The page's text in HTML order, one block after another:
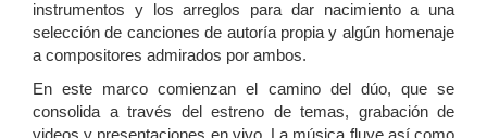
instrumentos y los arreglos para dar nacimiento a una
selección de canciones de autoría propia y algún homenaje
a compositores admirados por ambos.
En este marco comienzan el camino del dúo, que se
consolida a través del estreno de temas, grabación de